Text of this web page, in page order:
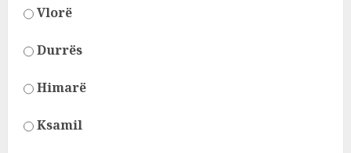
Vlorë
Durrës
Himarë
Ksamil